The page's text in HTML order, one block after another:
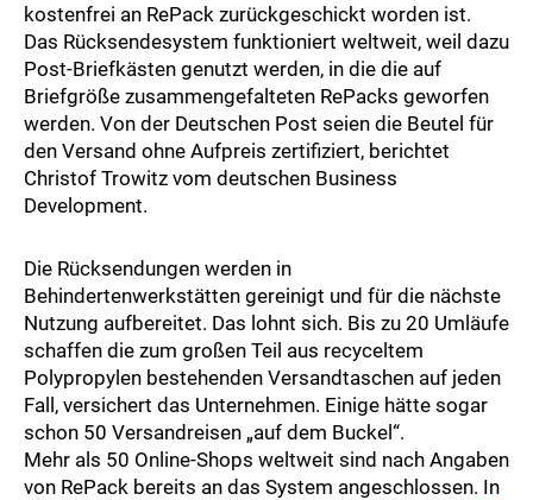
kostenfrei an RePack zurückgeschickt worden ist.
Das Rücksendesystem funktioniert weltweit, weil dazu
Post-Briefkästen genutzt werden, in die die auf
Briefgröße zusammengefalteten RePacks geworfen
werden. Von der Deutschen Post seien die Beutel für
den Versand ohne Aufpreis zertifiziert, berichtet
Christof Trowitz vom deutschen Business
Development.
Die Rücksendungen werden in
Behindertenwerkstätten gereinigt und für die nächste
Nutzung aufbereitet. Das lohnt sich. Bis zu 20 Umläufe
schaffen die zum großen Teil aus recyceltem
Polypropylen bestehenden Versandtaschen auf jeden
Fall, versichert das Unternehmen. Einige hätte sogar
schon 50 Versandreisen „auf dem Buckel“.
Mehr als 50 Online-Shops weltweit sind nach Angaben
von RePack bereits an das System angeschlossen. In